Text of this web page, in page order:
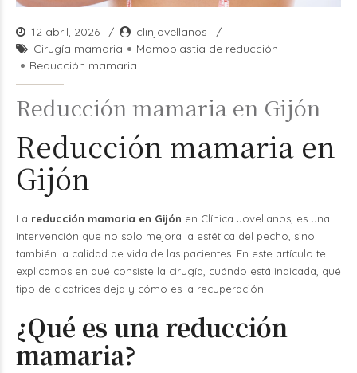
12 abril, 2026
clinjovellanos
Cirugía mamaria
Mamoplastia de reducción
Reducción mamaria
Reducción mamaria en Gijón
Reducción mamaria en
Gijón
La reducción mamaria en Gijón en Clínica Jovellanos, es una
intervención que no solo mejora la estética del pecho, sino
también la calidad de vida de las pacientes. En este artículo te
explicamos en qué consiste la cirugía, cuándo está indicada, qué
tipo de cicatrices deja y cómo es la recuperación.
¿Qué es una reducción
mamaria?